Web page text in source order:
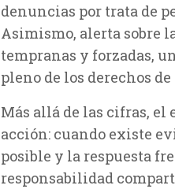
denuncias por trata de
Asimismo, alerta sobre
tempranas y forzadas,
pleno de los derechos
Más allá de las cifras,
acción: cuando existe
posible y la respuesta
responsabilidad